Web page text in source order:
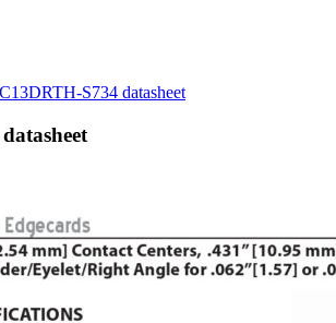
S734 datasheet